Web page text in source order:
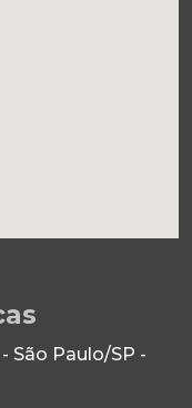
São Paulo/SP -